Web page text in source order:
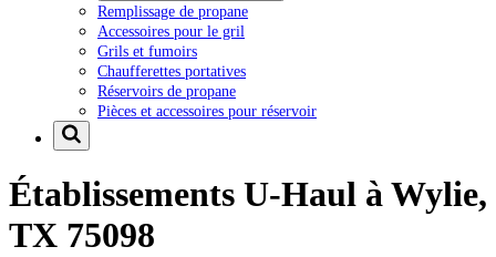
Remplissage de propane
Accessoires pour le gril
Grils et fumoirs
Chaufferettes portatives
Réservoirs de propane
Pièces et accessoires pour réservoir
Établissements U-Haul à Wylie,
TX 75098